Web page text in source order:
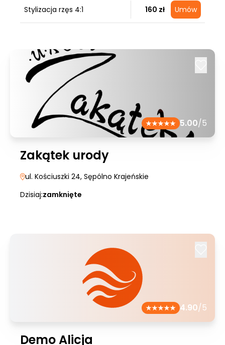
Stylizacja rzęs 4:1 160 zł Umów
5.00/5
Zakątek urody
ul. Kościuszki 24, Sępólno Krajeńskie
Dzisiaj:zamknięte
4.90/5
Demo Alicja